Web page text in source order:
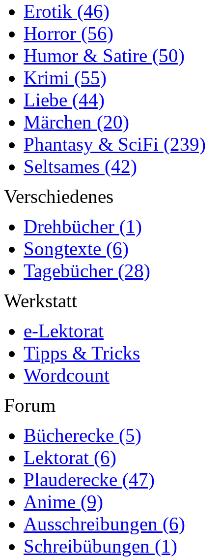
Erotik (46)
Horror (56)
Humor & Satire (50)
Krimi (55)
Liebe (44)
Märchen (20)
Phantasy & SciFi (239)
Seltsames (42)
Verschiedenes
Drehbücher (1)
Songtexte (6)
Tagebücher (28)
Werkstatt
e-Lektorat
Tipps & Tricks
Wordcount
Forum
Bücherecke (5)
Lektorat (6)
Plauderecke (47)
Anime (9)
Ausschreibungen (6)
Schreibübungen (1)